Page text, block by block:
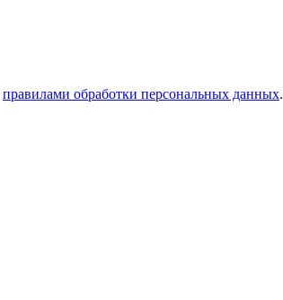
правилами обработки персональных данных.